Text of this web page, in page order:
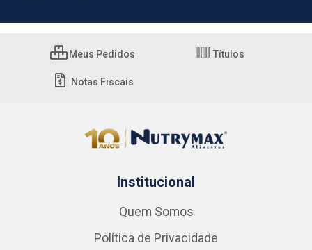
Meus Pedidos Títulos
Notas Fiscais
Institucional
Quem Somos
Política de Privacidade